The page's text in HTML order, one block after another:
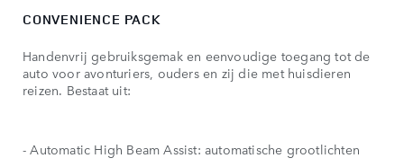
CONVENIENCE PACK
Handenvrij gebruiksgemak en eenvoudige toegang tot de
auto voor avonturiers, ouders en zij die met huisdieren
reizen. Bestaat uit:
- Automatic High Beam Assist: automatische grootlichten